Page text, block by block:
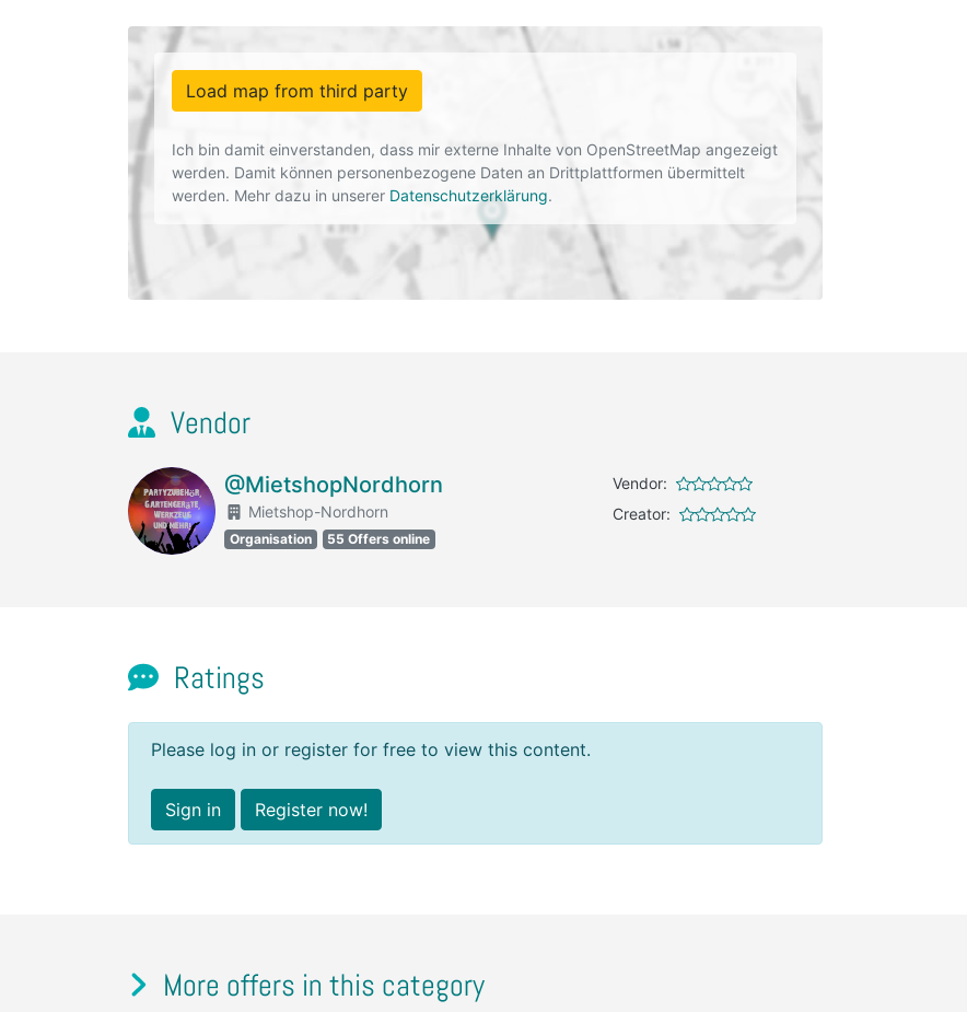
Load map from third party
Ich bin damit einverstanden, dass mir externe Inhalte von OpenStreetMap angezeigt
werden. Damit können personenbezogene Daten an Drittplattformen übermittelt
werden. Mehr dazu in unserer Datenschutzerklärung.
Vendor
@MietshopNordhorn
Mietshop-Nordhorn
Organisation 55 Offers online
Vendor:
Creator:
Ratings
Please log in or register for free to view this content.
Sign in Register now!
More offers in this category